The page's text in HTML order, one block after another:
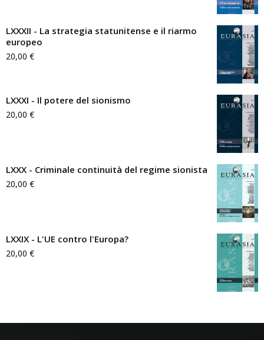
LXXXII - La strategia statunitense e il riarmo
europeo
20,00 €
LXXXI - Il potere del sionismo
20,00 €
LXXX - Criminale continuità del regime sionista
20,00 €
LXXIX - L'UE contro l'Europa?
20,00 €